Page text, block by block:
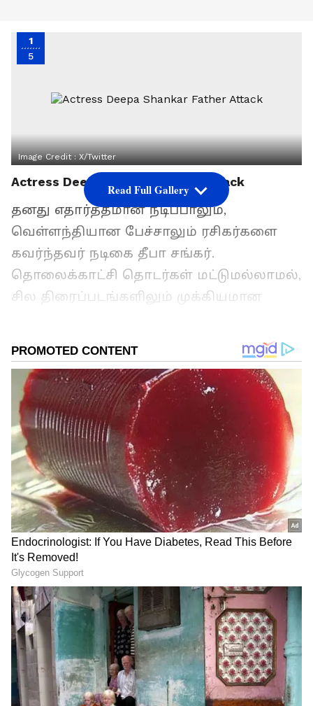
1
5
Image Credit :X/Twitter
Actress Deepa Shankar Father Attack
தனது எதார்த்தமான நடிப்பாலும்,
வெள்ளந்தியான பேச்சாலும் ரசிகர்களை
கவர்ந்தவர் நடிகை தீபா சங்கர்.
தொலைக்காட்சி தொடர்கள் மட்டுமல்லாமல்,
சில திரைப்படங்களிலும் முக்கியமான
ஒளிபரப்பான ‘குக் வித் கோமாளி’
நிகழ்ச்சிக்குக் பின்னர் அவருக்கு ஏராளமான
ரசிகர்கள் கிடைத்தனர். தனது இயல்பான
நடிப்பின் மூலம் ஒரு மிகப்பெரிய ரசிகர்கள்
கூட்டத்தையும், திரைத்துறையில் தனக்கான
அடையாளத்தையும் உருவாக்கி
வைத்துள்ளார்.
Savitri: இறப்பதற்கு முன் நடிகையர்
திலகம் சாவித்திரி கூறிய கடைசி
வார்த்தைகள்.! கண்ணீர் வரவைக்கும்
இறுதி நிமிடங்கள்.!
ஏசியாநெட் தமிழ்-ஐ உங்கள் முதன்மைத்
தேர்வாக்குங்கள்
Read Full Gallery